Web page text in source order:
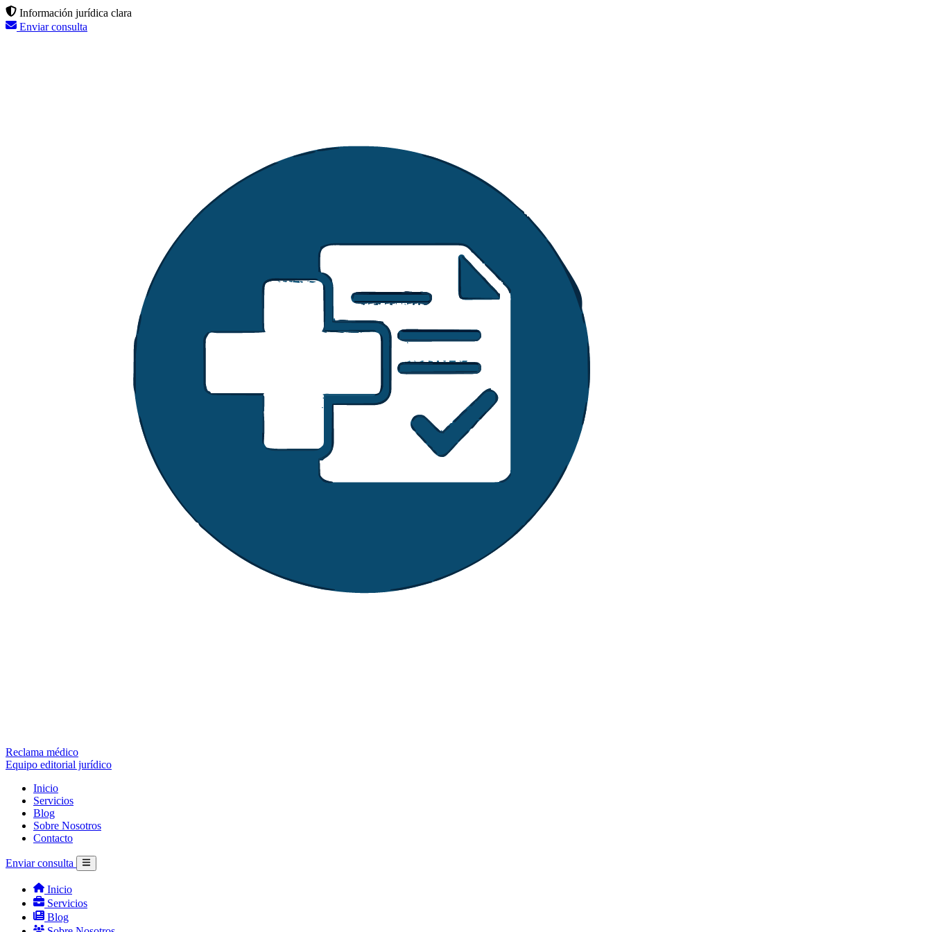
Información jurídica clara
Enviar consulta
Reclama médico
Equipo editorial jurídico
Inicio
Servicios
Blog
Sobre Nosotros
Contacto
Enviar consulta
Inicio
Servicios
Blog